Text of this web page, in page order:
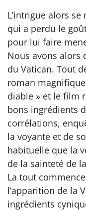
L’intrigue alors
qui a perdu le
pour lui faire
Nous avons alors
du Vatican. Tout
roman magnifique
diable » et le film
bons ingrédients
corrélations,
la voyante et de
habituelle que la
de la sainteté de
La tout
l’apparition de la
ingrédients